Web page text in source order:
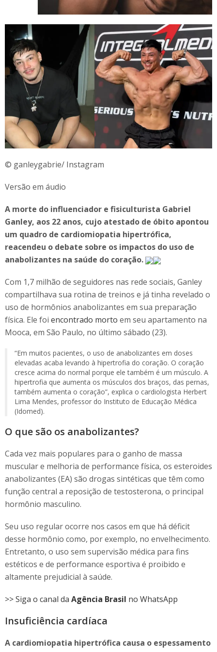
© ganleygabrie/ Instagram
Versão em áudio
A morte do influenciador e fisiculturista Gabriel
Ganley, aos 22 anos, cujo atestado de óbito apontou
um quadro de cardiomiopatia hipertrófica,
reacendeu o debate sobre os impactos do uso de
anabolizantes na saúde do coração.
Com 1,7 milhão de seguidores nas rede sociais, Ganley
compartilhava sua rotina de treinos e já tinha revelado o
uso de hormônios anabolizantes em sua preparação
física. Ele foi encontrado morto em seu apartamento na
Mooca, em São Paulo, no último sábado (23).
“Em muitos pacientes, o uso de anabolizantes em doses
elevadas acaba levando à hipertrofia do coração. O coração
cresce acima do normal porque ele também é um músculo. A
hipertrofia que aumenta os músculos dos braços, das pernas,
também aumenta o coração”, explica o cardiologista Herbert
Lima Mendes, professor do Instituto de Educação Médica
(Idomed).
O que são os anabolizantes?
Cada vez mais populares para o ganho de massa
muscular e melhoria de performance física, os esteroides
anabolizantes (EA) são drogas sintéticas que têm como
função central a reposição de testosterona, o principal
hormônio masculino.
Seu uso regular ocorre nos casos em que há déficit
desse hormônio como, por exemplo, no envelhecimento.
Entretanto, o uso sem supervisão médica para fins
estéticos e de performance esportiva é proibido e
altamente prejudicial à saúde.
>> Siga o canal da Agência Brasil no WhatsApp
Insuficiência cardíaca
A cardiomiopatia hipertrófica causa o espessamento